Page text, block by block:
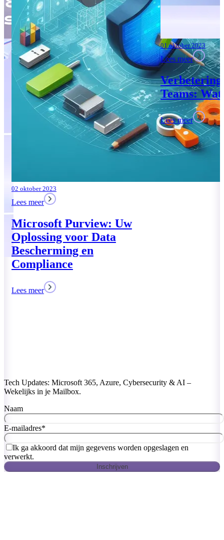
02 oktober 2023
Lees meer
Microsoft Purview: Uw
Oplossing voor Data
Bescherming en
Compliance
Lees meer
01 oktober 2023
Lees meer
Teams: Wat
Lees meer
Tech Updates: Microsoft 365, Azure, Cybersecurity & AI –
Wekelijks in je Mailbox.
Naam
E-mailadres*
Ik ga akkoord dat mijn gegevens worden opgeslagen en
verwerkt.
Inschrijven